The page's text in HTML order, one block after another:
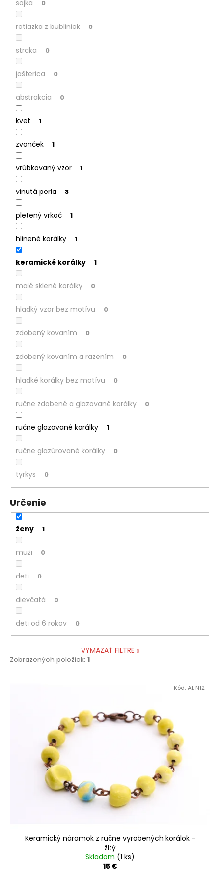
sojka 0
retiazka z bubliniek 0
straka 0
jašterica 0
abstrakcia 0
kvet 1
zvonček 1
vrúbkovaný vzor 1
vinutá perla 3
pletený vrkoč 1
hlinené korálky 1
keramické korálky 1
malé sklené korálky 0
hladký vzor bez motívu 0
zdobený kovaním 0
zdobený kovaním a razením 0
hladké korálky bez motívu 0
ručne zdobené a glazované korálky 0
ručne glazované korálky 1
ručne glazúrované korálky 0
tyrkys 0
Určenie
ženy 1
muži 0
deti 0
dievčatá 0
deti od 6 rokov 0
VYMAZAŤ FILTRE
Zobrazených položiek: 1
V
Keramický náramok z ručne vyrobených korálok -
žltý
Skladom (1 ks)
15 €
Kód: AL N12